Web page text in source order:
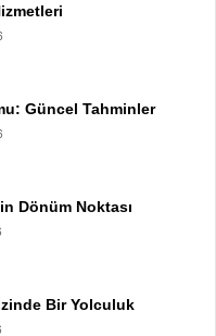
Güncel Tahminler
Dönüm Noktası
Bir Yolculuk